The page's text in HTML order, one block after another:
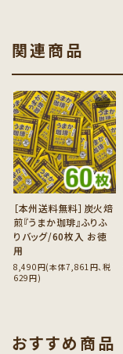
関連商品
［本州送料無料］炭火焙
煎『うまか珈琲』ふりふ
りバッグ/60枚入 お徳
用
8,490円(本体7,861円、税
629円)
favorite
おすすめ商品